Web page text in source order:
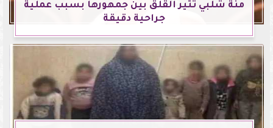
منة شلبي تثير القلق بين جمهورها بسبب عملية
جراحية دقيقة